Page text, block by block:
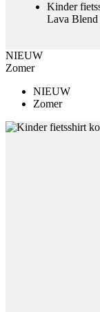
Kinder
Lava Blend
NIEUW
Zomer
NIEUW
Zomer